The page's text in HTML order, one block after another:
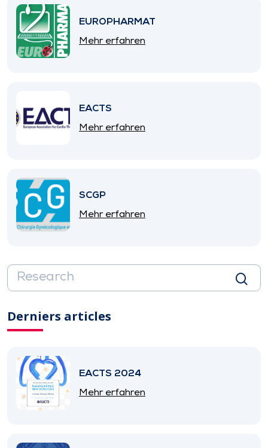
EUROPHARMAT
Mehr erfahren
EACTS
Mehr erfahren
SCGP
Mehr erfahren
Derniers articles
EACTS 2024
Mehr erfahren